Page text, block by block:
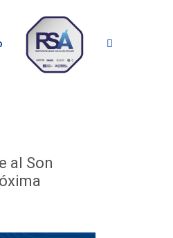
al Son